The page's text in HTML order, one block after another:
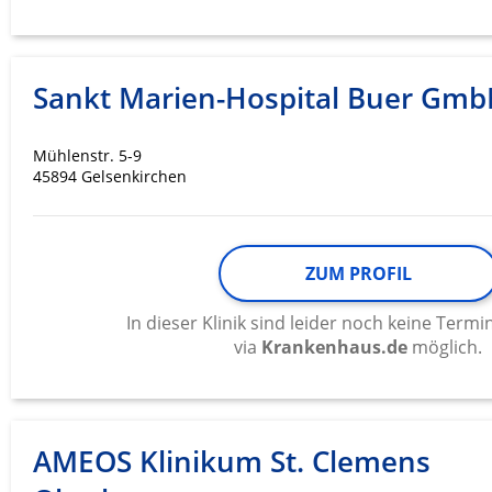
Sankt Marien-Hospital Buer
Mühlenstr. 5-9
45894 Gelsenkirchen
ZUM PROFIL
In dieser Klinik sind leider noch keine
via Krankenhaus.de möglich.
AMEOS Klinikum St. Clemens
Analyse von Zielgruppen durch Statistiken oder
Entwicklung und Verbesserung der Angebote
Verwendung reduzierter Daten zur Auswahl von Inhalten
Verwendung genauer Standortdaten
Geräte anhand von aktiv angeforderten Informationen
Notwendig